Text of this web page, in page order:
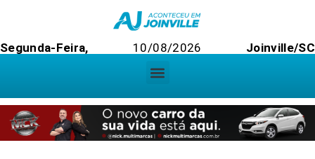
Segunda-Feira, 10/08/2026 Joinville/SC